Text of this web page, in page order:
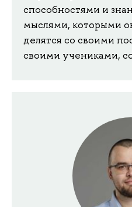
способностями и
мыслями, которыми
делятся со своими
своими учениками,